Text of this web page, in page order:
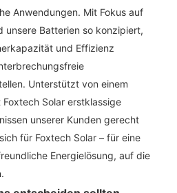
Anwendungen. Mit Fokus auf
unsere Batterien so konzipiert,
und Effizienz
Unterstützt von einem
Solar erstklassige
unserer Kunden gerecht
für Foxtech Solar – für eine
Energielösung, auf die